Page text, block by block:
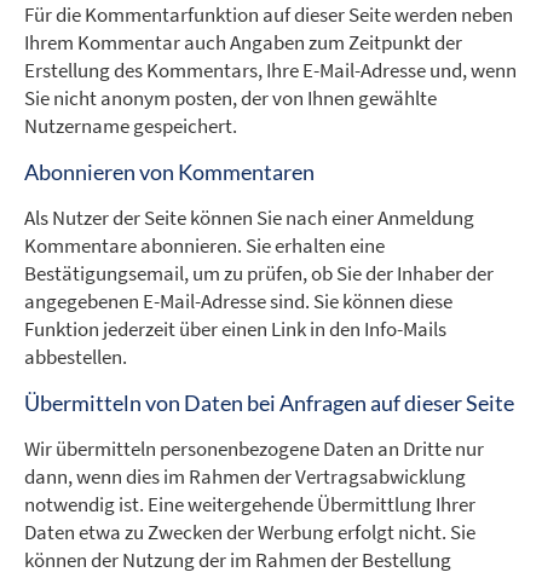
Für die Kommentarfunktion auf dieser Seite werden neben
Ihrem Kommentar auch Angaben zum Zeitpunkt der
Erstellung des Kommentars, Ihre E-Mail-Adresse und, wenn
Sie nicht anonym posten, der von Ihnen gewählte
Nutzername gespeichert.
Abonnieren von Kommentaren
Als Nutzer der Seite können Sie nach einer Anmeldung
Kommentare abonnieren. Sie erhalten eine
Bestätigungsemail, um zu prüfen, ob Sie der Inhaber der
angegebenen E-Mail-Adresse sind. Sie können diese
Funktion jederzeit über einen Link in den Info-Mails
abbestellen.
Übermitteln von Daten bei Anfragen auf dieser Seite
Wir übermitteln personenbezogene Daten an Dritte nur
dann, wenn dies im Rahmen der Vertragsabwicklung
notwendig ist. Eine weitergehende Übermittlung Ihrer
Daten etwa zu Zwecken der Werbung erfolgt nicht. Sie
können der Nutzung der im Rahmen der Bestellung